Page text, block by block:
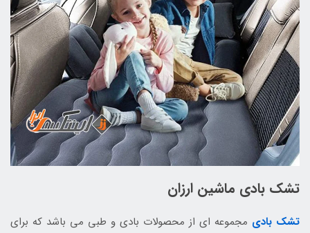
تشک بادی ماشین ارزان
تشک بادی مجموعه ای از محصولات بادی و طبی می باشد که برای